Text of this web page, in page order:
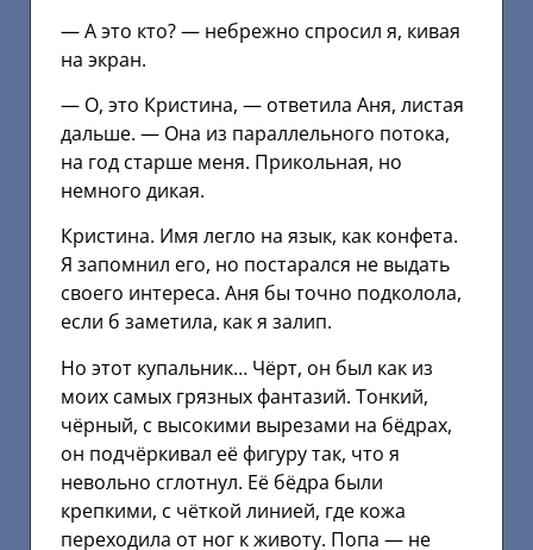
— А это кто? — небрежно спросил я, кивая
на экран.
— О, это Кристина, — ответила Аня, листая
дальше. — Она из параллельного потока,
на год старше меня. Прикольная, но
немного дикая.
Кристина. Имя легло на язык, как конфета.
Я запомнил его, но постарался не выдать
своего интереса. Аня бы точно подколола,
если б заметила, как я залип.
Но этот купальник… Чёрт, он был как из
моих самых грязных фантазий. Тонкий,
чёрный, с высокими вырезами на бёдрах,
он подчёркивал её фигуру так, что я
невольно сглотнул. Её бёдра были
крепкими, с чёткой линией, где кожа
переходила от ног к животу. Попа — не